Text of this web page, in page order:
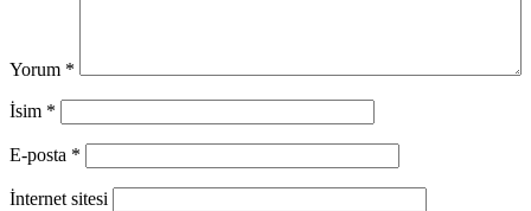
Yorum *
İsim *
E-posta *
İnternet sitesi